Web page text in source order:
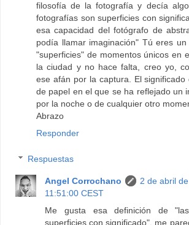
filosofía de la fotografía y decía
fotografías son superficies con
esa capacidad del fotógrafo de
podía llamar imaginación" Tú eres
"superficies" de momentos únicos en
la ciudad y no hace falta, creo yo,
ese afán por la captura. El significado
de papel en el que se ha reflejado un
por la noche o de cualquier otro
Abrazo
Responder
Respuestas
Angel Corrochano
2 de abril
11:51:00 CEST
Me gusta esa definición de
superficies con significado", me